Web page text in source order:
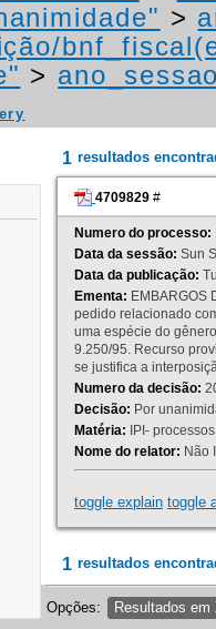
>
>
1 resultados
4709829 #
Numero do processo:
Data da sessão: Sun
Data da publicação:
Ementa: EMBARGOS
pedido relacionado
uma espécie do
9.250/95. Recurso
se justifica a
Numero da decisão:
Decisão: Por
Matéria: IPI-
Nome do relator: Não
toggle explain toggle
1 resultados
Opções: Resultados em